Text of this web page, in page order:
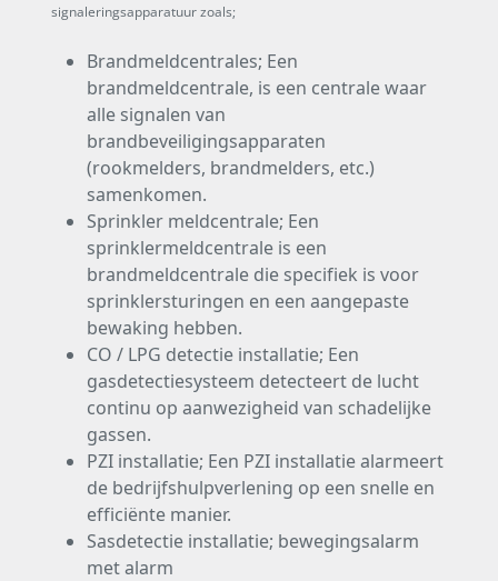
signaleringsapparatuur zoals;
Brandmeldcentrales; Een
brandmeldcentrale, is een centrale waar
alle signalen van
brandbeveiligingsapparaten
(rookmelders, brandmelders, etc.)
samenkomen.
Sprinkler meldcentrale; Een
sprinklermeldcentrale is een
brandmeldcentrale die specifiek is voor
sprinklersturingen en een aangepaste
bewaking hebben.
CO / LPG detectie installatie; Een
gasdetectiesysteem detecteert de lucht
continu op aanwezigheid van schadelijke
gassen.
PZI installatie; Een PZI installatie alarmeert
de bedrijfshulpverlening op een snelle en
efficiënte manier.
Sasdetectie installatie; bewegingsalarm
met alarm